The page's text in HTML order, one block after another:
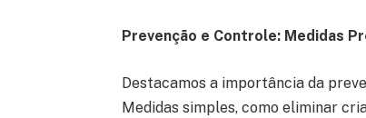
Prevenção e Controle: Medidas
Destacamos a importância da
Medidas simples, como eliminar